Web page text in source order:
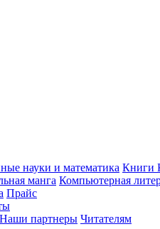
науки и математика Книги
манга Компьютерная
Прайс
Наши партнеры Читателям